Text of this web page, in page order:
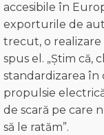
accesibile în
exporturile de
trecut, o realizare
spus el. „Știm că,
standardizarea în
propulsie
de scară pe care
să le ratăm”.